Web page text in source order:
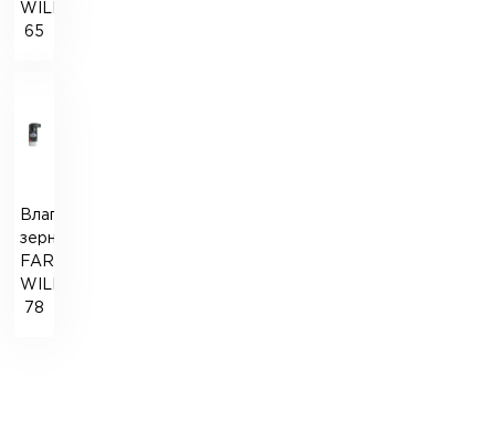
WILE-
65
Влагомер
зерна
FARMCOMP
WILE-
78